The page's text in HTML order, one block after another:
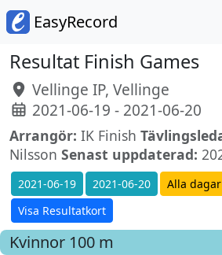
EasyRecord
Resultat Finish Games
Vellinge IP, Vellinge
2021-06-19 - 2021-06-20
Arrangör: IK Finish
Nilsson Senast uppdaterad:
2021-06-19 2021-06-20 Alla dagar
Visa Resultatkort
Kvinnor 100 m